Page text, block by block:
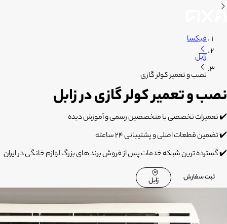
فیکسا
زابل
نصب و تعمیر کولر گازی
نصب و تعمیر کولر گازی در زابل
✔️ تعمیرات تخصصی با متخصصین رسمی و آموزش دیده
✔️ تضمین قطعات اصلی و پشتیبانی 24 ساعته
✔️ گسترده ترین شبکه خدمات پس از فروش برند های بزرگ لوازم خانگی در ایران
ثبت سفارش زابل